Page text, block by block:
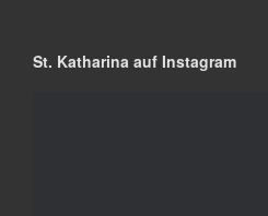
St. Katharina auf Instagram